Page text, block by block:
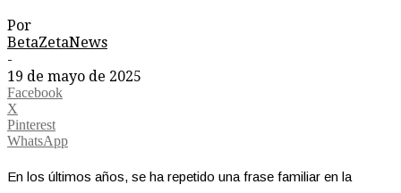
Por
BetaZetaNews
-
19 de mayo de 2025
Facebook
X
Pinterest
WhatsApp
En los últimos años, se ha repetido una frase familiar en la